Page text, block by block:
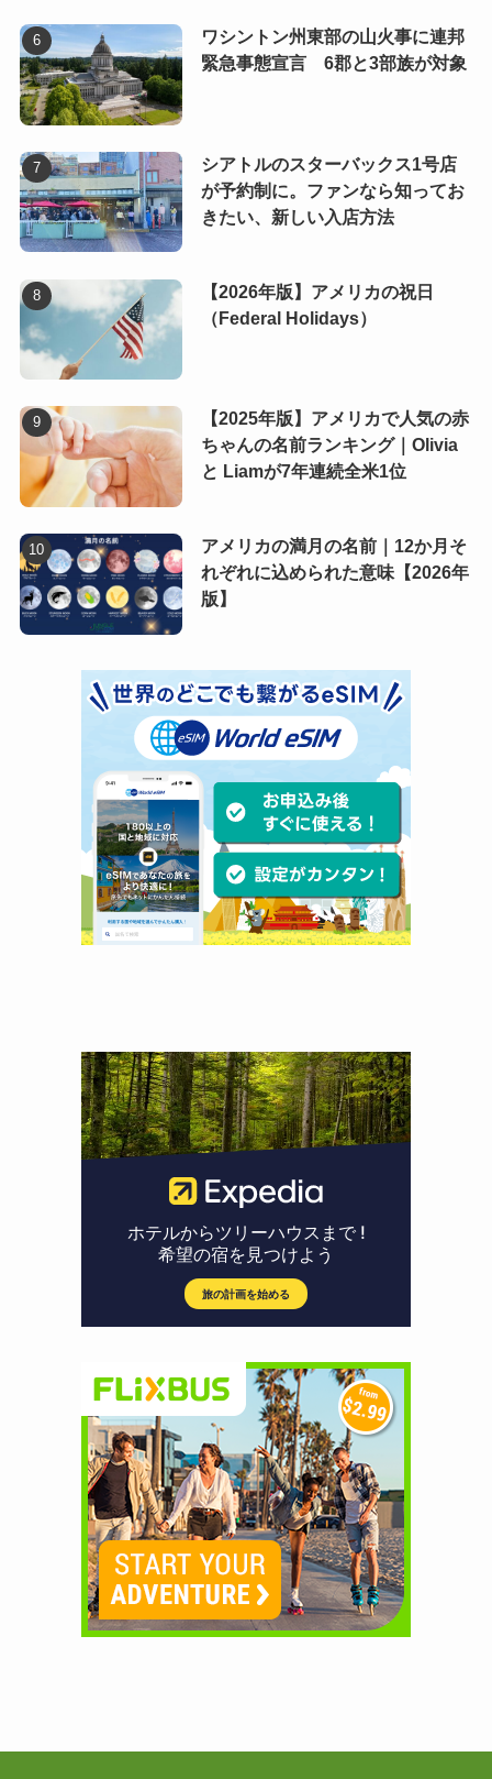
ワシントン州東部の山火事に連邦
緊急事態宣言 6郡と3部族が対象
シアトルのスターバックス1号店
が予約制に。ファンなら知ってお
きたい、新しい入店方法
【2026年版】アメリカの祝日
（Federal Holidays）
【2025年版】アメリカで人気の赤
ちゃんの名前ランキング｜Olivia
と Liamが7年連続全米1位
アメリカの満月の名前｜12か月そ
れぞれに込められた意味【2026年
版】